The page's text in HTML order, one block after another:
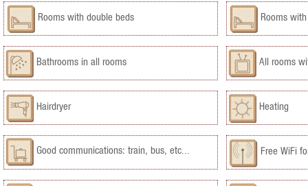
Rooms with double beds Rooms
All rooms
Bathrooms in all rooms
Hairdryer Heating
Good communications: train, bus, etc... Free WiFi